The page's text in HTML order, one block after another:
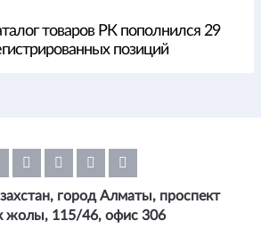
товаров РК пополнился 29
позиций
город Алматы, проспект
жолы, 115/46, офис 306